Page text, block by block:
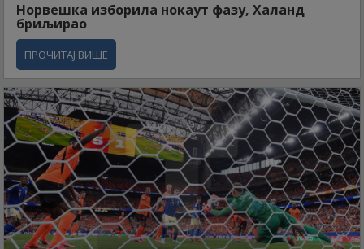
Норвешка изборила нокаут фазу, Халанд
бриљирао
ПРОЧИТАЈ ВИШЕ